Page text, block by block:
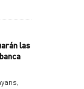
las